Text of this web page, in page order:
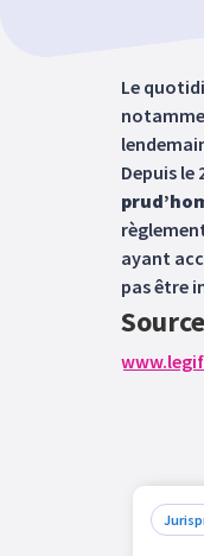
Le
Depuis le
ayant
pas être